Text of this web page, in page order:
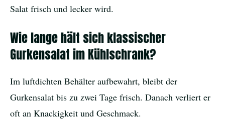
Salat frisch und lecker wird.
Wie lange hält sich klassischer
Gurkensalat im Kühlschrank?
Im luftdichten Behälter aufbewahrt, bleibt der
Gurkensalat bis zu zwei Tage frisch. Danach verliert er
oft an Knackigkeit und Geschmack.